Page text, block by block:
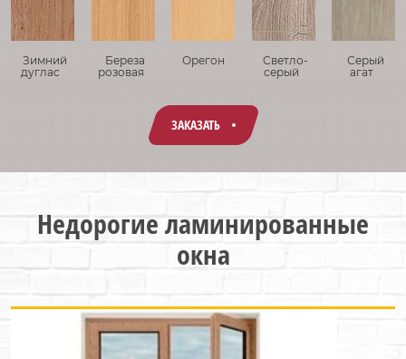
Зимний
дуглас
Береза
розовая
Орегон
Светло-
серый
Серый
агат
ЗАКАЗАТЬ
Недорогие ламинированные
окна